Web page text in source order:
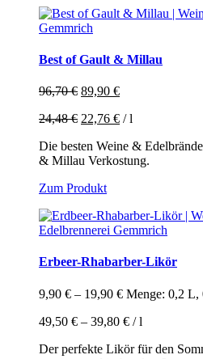
Best of Gault & Millau
96,70€ Ursprünglicher
war:
89,90 €Aktueller
ist:
24,48€ 22,76 € /l
Die besten Weine &
& Millau Verkostung.
Zum Produkt
Erbeer-Rhabarber-Likör
9,90 € – 19,90 € Menge: 0,2 L,
49,50 € – 39,80 € /l
Der perfekte Likör für den